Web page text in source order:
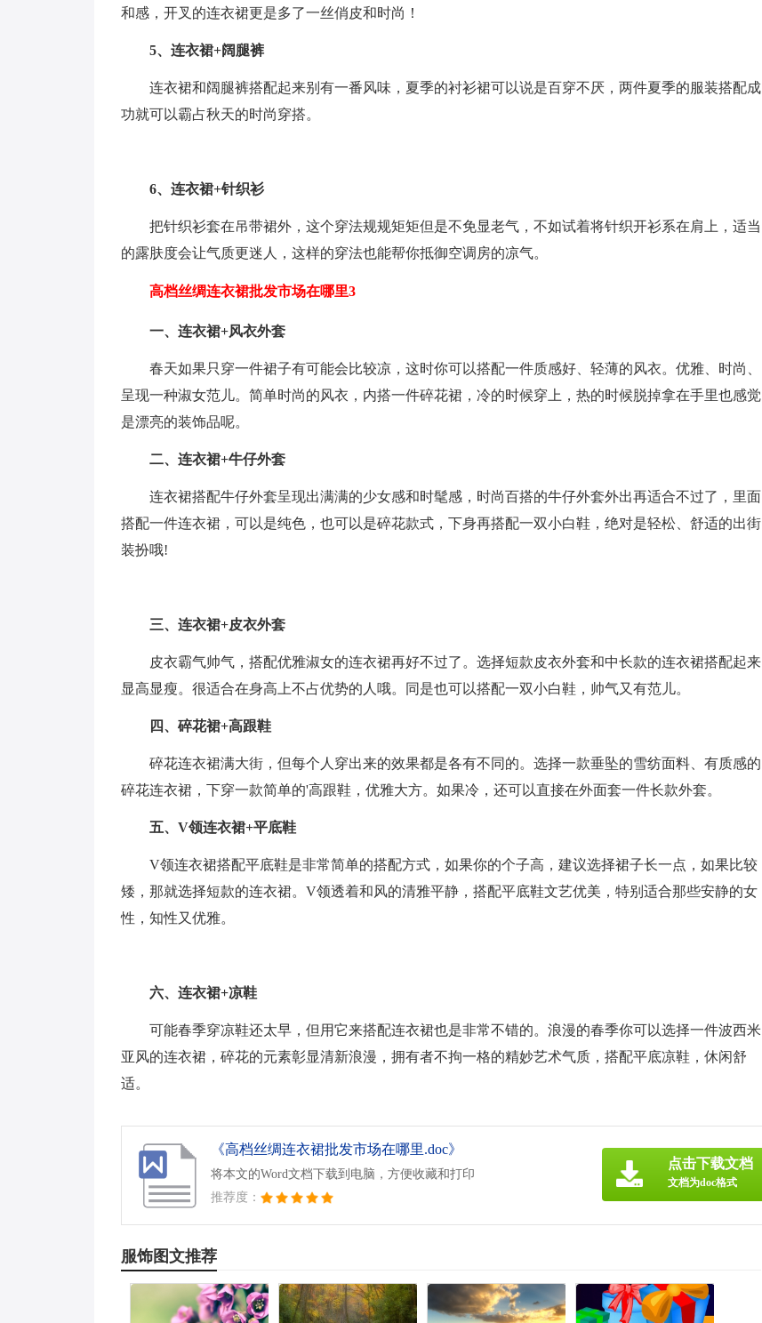
和感，开叉的连衣裙更是多了一丝俏皮和时尚！
5、连衣裙+阔腿裤
连衣裙和阔腿裤搭配起来别有一番风味，夏季的衬衫裙可以说是百穿不厌，两件夏季的服装搭配成
功就可以霸占秋天的时尚穿搭。
6、连衣裙+针织衫
把针织衫套在吊带裙外，这个穿法规规矩矩但是不免显老气，不如试着将针织开衫系在肩上，适当
的露肤度会让气质更迷人，这样的穿法也能帮你抵御空调房的凉气。
高档丝绸连衣裙批发市场在哪里3
一、连衣裙+风衣外套
春天如果只穿一件裙子有可能会比较凉，这时你可以搭配一件质感好、轻薄的风衣。优雅、时尚、
呈现一种淑女范儿。简单时尚的风衣，内搭一件碎花裙，冷的时候穿上，热的时候脱掉拿在手里也感觉
是漂亮的装饰品呢。
二、连衣裙+牛仔外套
连衣裙搭配牛仔外套呈现出满满的少女感和时髦感，时尚百搭的牛仔外套外出再适合不过了，里面
搭配一件连衣裙，可以是纯色，也可以是碎花款式，下身再搭配一双小白鞋，绝对是轻松、舒适的出街
装扮哦!
三、连衣裙+皮衣外套
皮衣霸气帅气，搭配优雅淑女的连衣裙再好不过了。选择短款皮衣外套和中长款的连衣裙搭配起来
显高显瘦。很适合在身高上不占优势的人哦。同是也可以搭配一双小白鞋，帅气又有范儿。
四、碎花裙+高跟鞋
碎花连衣裙满大街，但每个人穿出来的效果都是各有不同的。选择一款垂坠的雪纺面料、有质感的
碎花连衣裙，下穿一款简单的'高跟鞋，优雅大方。如果冷，还可以直接在外面套一件长款外套。
五、V领连衣裙+平底鞋
V领连衣裙搭配平底鞋是非常简单的搭配方式，如果你的个子高，建议选择裙子长一点，如果比较
矮，那就选择短款的连衣裙。V领透着和风的清雅平静，搭配平底鞋文艺优美，特别适合那些安静的女
性，知性又优雅。
六、连衣裙+凉鞋
可能春季穿凉鞋还太早，但用它来搭配连衣裙也是非常不错的。浪漫的春季你可以选择一件波西米
亚风的连衣裙，碎花的元素彰显清新浪漫，拥有者不拘一格的精妙艺术气质，搭配平底凉鞋，休闲舒
适。
《高档丝绸连衣裙批发市场在哪里.doc》
将本文的Word文档下载到电脑，方便收藏和打印
推荐度：
点击下载文档
文档为doc格式
服饰图文推荐